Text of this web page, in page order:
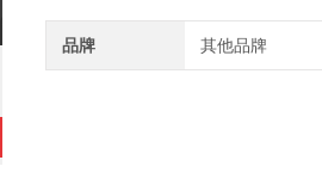
品牌 其他品牌